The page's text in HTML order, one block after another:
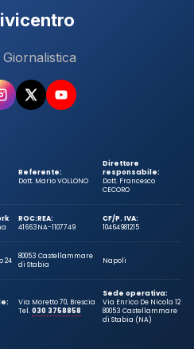
Referente:
Dott. Mario VOLLONO
Direttore
responsabile:
Dott. Francesco
CECORO
ROC:
41663
REA:
NA-1107749
CF/P. IVA:
10464981215
24
80053 Castellammare
di Stabia
Napoli
Via Moretto 70, Brescia
Tel.030 3758858
Sede operativa:
Via Enrico De Nicola 12
80053 Castellammare
di Stabia (NA)